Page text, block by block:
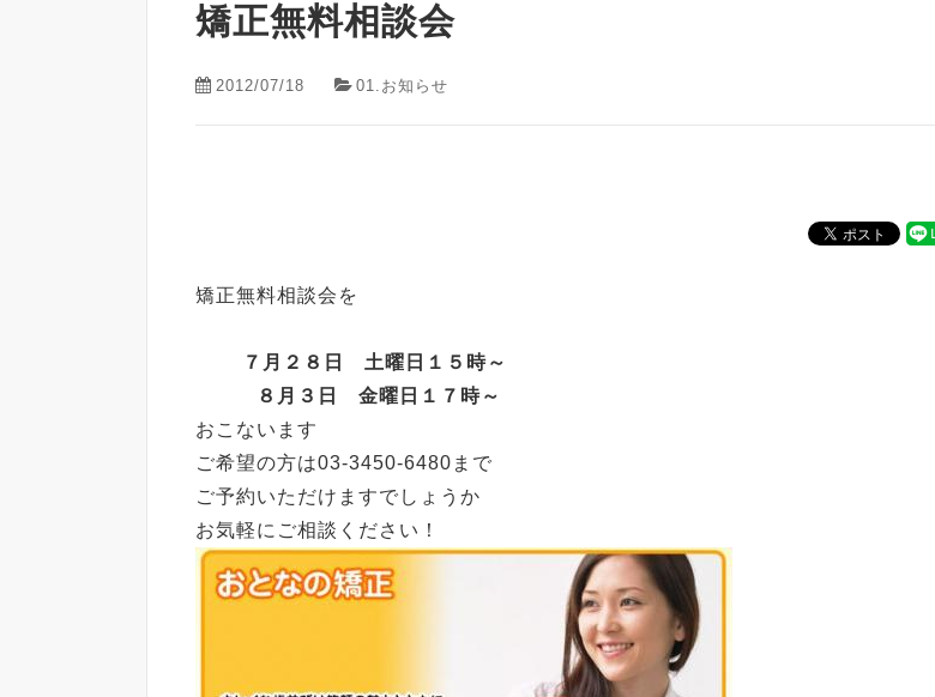
矯正無料相談会
2012/07/18 01.お知らせ
矯正無料相談会を
７月２８日 土曜日１５時～
８月３日 金曜日１７時～
おこないます
ご希望の方は03-3450-6480まで
ご予約いただけますでしょうか
お気軽にご相談ください！